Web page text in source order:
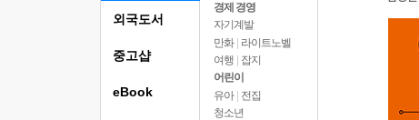
경제 경영
자기계발
만화 | 라이트노벨
여행
잡지
어린이
유아 | 전집
청소년
외국도서
중고샵
eBook